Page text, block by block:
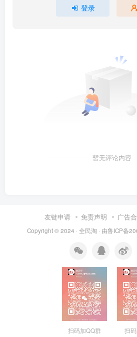
登录
暂无评论内容
友链申请 免责声明 广告
Copyright © 2024 · 全民淘 · 由鲁ICP备
扫码加QQ群 扫